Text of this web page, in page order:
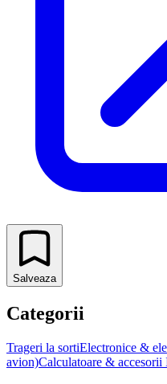
Salveaza
Categorii
Trageri la sortiElectronice &
avion)Calculatoare & accesorii